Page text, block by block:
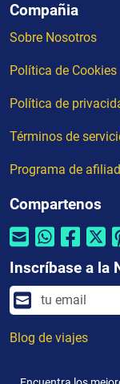
Compañia
Sobre Nosotros
Política de Cookies
Política de
Términos de
Programa de
Compartenos
Inscríbase a la
Blog de viajes